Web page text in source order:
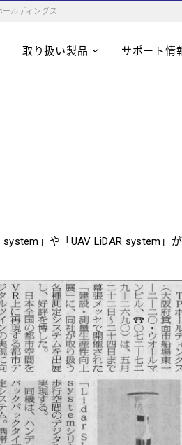
ルディングス
取り扱い製品 サポート情
」や「UAV LiDAR system」が